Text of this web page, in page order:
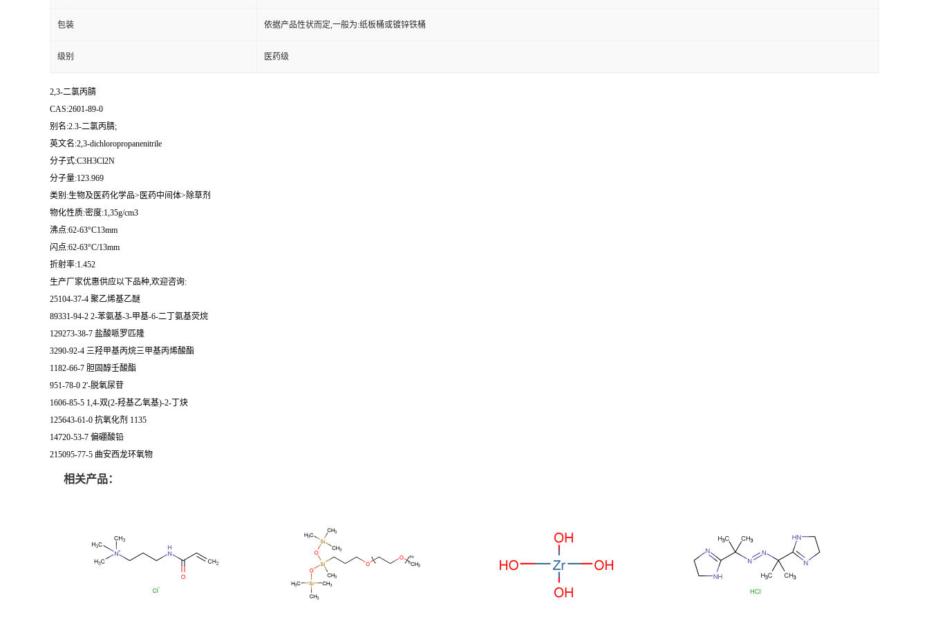
包装 依据产品性状而定,一般为:纸板桶或镀锌铁桶
级别 医药级
2,3-二氯丙腈
CAS:2601-89-0
别名:2.3-二氯丙腈;
英文名:2,3-dichloropropanenitrile
分子式:C3H3Cl2N
分子量:123.969
类别:生物及医药化学品>医药中间体>除草剂
物化性质:密度:1,35g/cm3
沸点:62-63°C13mm
闪点:62-63°C/13mm
折射率:1.452
生产厂家优惠供应以下品种,欢迎咨询:
25104-37-4 聚乙烯基乙醚
89331-94-2 2-苯氨基-3-甲基-6-二丁氨基荧烷
129273-38-7 盐酸哌罗匹隆
3290-92-4 三羟甲基丙烷三甲基丙烯酸酯
1182-66-7 胆固醇壬酸酯
951-78-0 2'-脱氧尿苷
1606-85-5 1,4-双(2-羟基乙氧基)-2-丁炔
125643-61-0 抗氧化剂 1135
14720-53-7 偏硼酸铅
215095-77-5 曲安西龙环氧物
相关产品：